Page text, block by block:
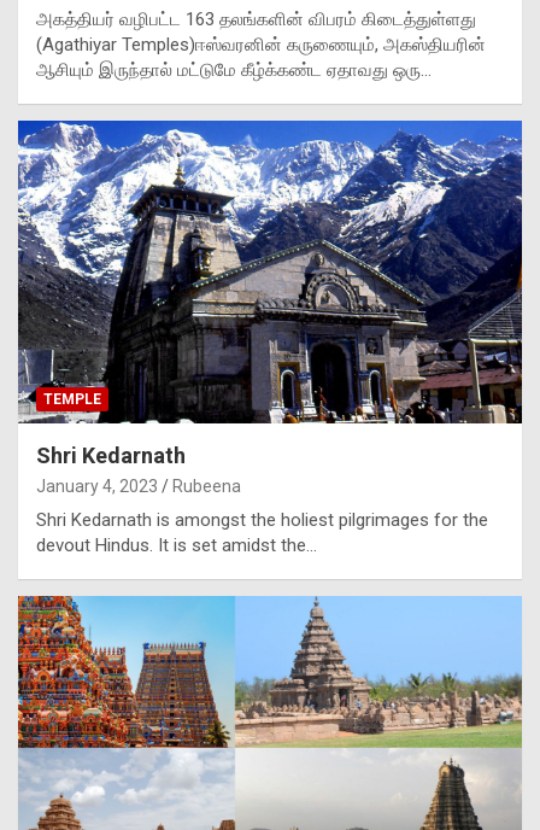
அகத்தியர் வழிபட்ட 163 தலங்களின் விபரம் கிடைத்துள்ளது
(Agathiyar Temples)ஈஸ்வரனின் கருணையும், அகஸ்தியரின்
ஆசியும் இருந்தால் மட்டுமே கீழ்க்கண்ட ஏதாவது ஒரு…
TEMPLE
Shri Kedarnath
January 4, 2023 Rubeena
Shri Kedarnath is amongst the holiest pilgrimages for the
devout Hindus. It is set amidst the…